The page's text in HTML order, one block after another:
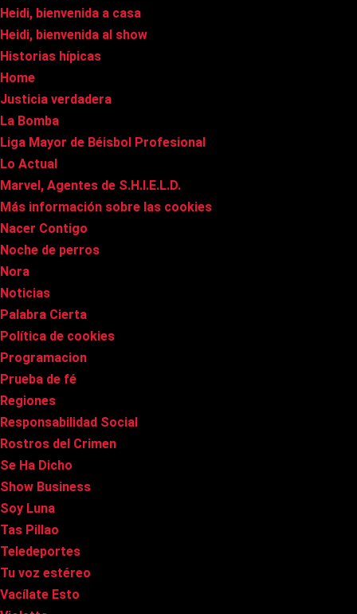
Heidi, bienvenida a casa
Heidi, bienvenida al show
Historias hípicas
Home
Justicia verdadera
La Bomba
Liga Mayor de Béisbol Profesional
Lo Actual
Marvel, Agentes de S.H.I.E.L.D.
Más información sobre las cookies
Nacer Contigo
Noche de perros
Nora
Noticias
Palabra Cierta
Política de cookies
Programacion
Prueba de fé
Regiones
Responsabilidad Social
Rostros del Crimen
Se Ha Dicho
Show Business
Soy Luna
Tas Pillao
Teledeportes
Tu voz estéreo
Vacílate Esto